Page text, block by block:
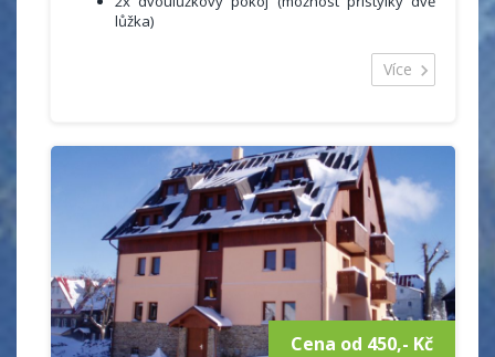
lůžka)
Možnost využití plně vybavené kuchyně
Vytápěná lyžárna s úložným prostorem
WiFi, TV
Sportovní možnosti:
Nejbližší lyžařský areál - Ski areál Plešivec
(300m).
3 km vzdálené lyžařské středisko Pernink
Pro běžkaře okolní obce upravují přibližně 80
km běžeckých stop protínající nejhezčí kouty
Krušných hor.
Více
Cena od 450,- Kč